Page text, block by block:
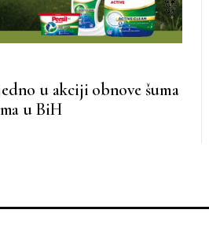
u akciji obnove šuma
u BiH